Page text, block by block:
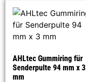
AHLtec Gummiring für
Senderpulte 94 mm x 3
mm